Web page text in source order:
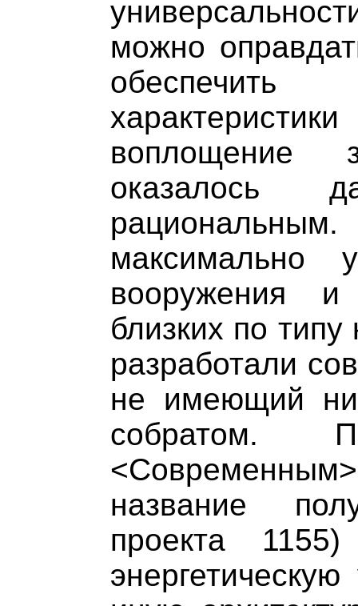
можно
воплощение
оказалось
максимально
вооружения и
близких по типу
разработали
не имеющий
собратом.
название
проекта